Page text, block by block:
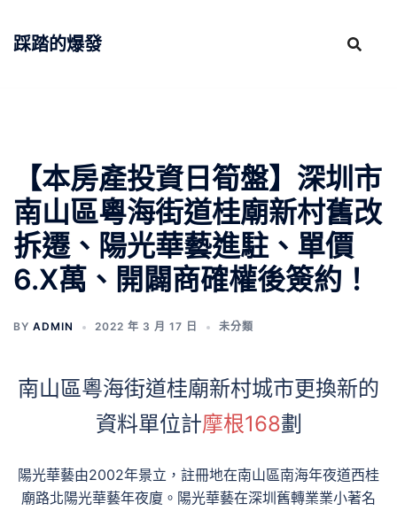
踩踏的爆發
【本房產投資日筍盤】深圳市
南山區粵海街道桂廟新村舊改
拆遷、陽光華藝進駐、單價
6.X萬、開闢商確權後簽約！
BY ADMIN 2022 年 3 月 17 日 未分類
南山區粵海街道桂廟新村城市更換新的
資料單位計摩根168劃
陽光華藝由2002年景立，註冊地在南山區南海年夜道西桂
廟路北陽光華藝年夜廈。陽光華藝在深圳舊轉業業小著名